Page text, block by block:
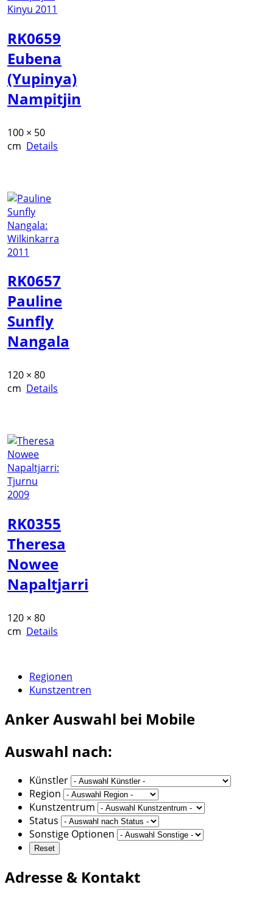
RK0659
Eubena
(Yupinya)
Nampitjin
100 × 50
cm Details
RK0657
Pauline
Sunfly
Nangala
120 × 80
cm Details
RK0355
Theresa
Nowee
Napaltjarri
120 × 80
cm Details
Regionen
Kunstzentren
AnkerAuswahl bei Mobile
Auswahl nach:
Künstler
Region
Kunstzentrum
Status
Sonstige Optionen
Adresse & Kontakt